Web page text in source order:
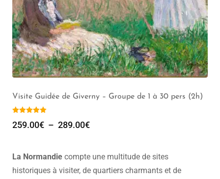
Visite Guidée de Giverny – Groupe de 1 à 30 pers (2h)
259.00€ – 289.00€
La Normandie compte une multitude de sites
historiques à visiter, de quartiers charmants et de